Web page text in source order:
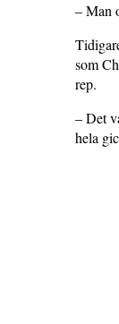
– Man
som
rep.
– Det
hela